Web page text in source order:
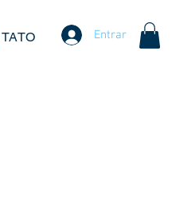
Entrar